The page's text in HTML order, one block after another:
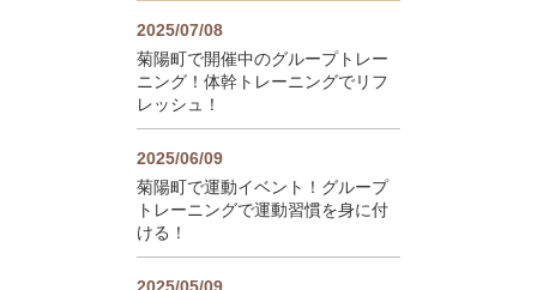
2025/07/08
菊陽町で開催中のグループトレー
ニング！体幹トレーニングでリフ
レッシュ！
2025/06/09
菊陽町で運動イベント！グループ
トレーニングで運動習慣を身に付
ける！